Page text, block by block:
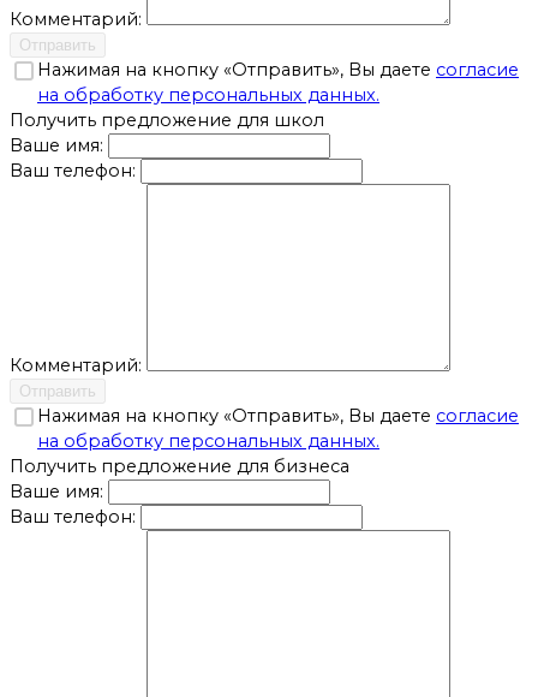
Комментарий:
Отправить
Нажимая на кнопку «Отправить», Вы даете согласие
на обработку персональных данных.
Получить предложение для школ
Ваше имя:
Ваш телефон:
Комментарий:
Отправить
Нажимая на кнопку «Отправить», Вы даете согласие
на обработку персональных данных.
Получить предложение для бизнеса
Ваше имя:
Ваш телефон: